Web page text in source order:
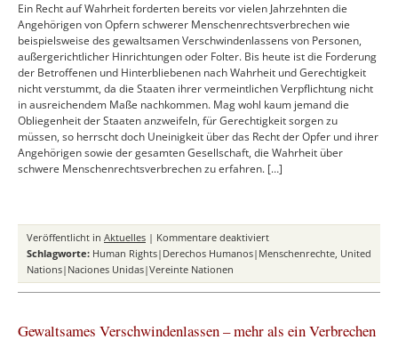
Ein Recht auf Wahrheit forderten bereits vor vielen Jahrzehnten die
Angehörigen von Opfern schwerer Menschenrechtsverbrechen wie
beispielsweise des gewaltsamen Verschwindenlassens von Personen,
außergerichtlicher Hinrichtungen oder Folter. Bis heute ist die Forderung
der Betroffenen und Hinterbliebenen nach Wahrheit und Gerechtigkeit
nicht verstummt, da die Staaten ihrer vermeintlichen Verpflichtung nicht
in ausreichendem Maße nachkommen. Mag wohl kaum jemand die
Obliegenheit der Staaten anzweifeln, für Gerechtigkeit sorgen zu
müssen, so herrscht doch Uneinigkeit über das Recht der Opfer und ihrer
Angehörigen sowie der gesamten Gesellschaft, die Wahrheit über
schwere Menschenrechtsverbrechen zu erfahren. […]
Veröffentlicht in Aktuelles | Kommentare deaktiviertfür
Das
auf
internationalen
Schlagworte: Human Rights|Derechos Humanos|Menschenrechte, United
Nations|Naciones Unidas|Vereinte Nationen
Gewaltsames Verschwindenlassen – mehr als ein Verbrechen